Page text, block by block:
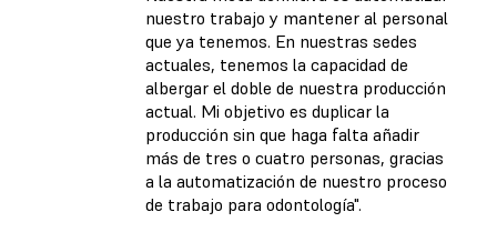
nuestro trabajo y mantener al personal
que ya tenemos. En nuestras sedes
actuales, tenemos la capacidad de
albergar el doble de nuestra producción
actual. Mi objetivo es duplicar la
producción sin que haga falta añadir
más de tres o cuatro personas, gracias
a la automatización de nuestro proceso
de trabajo para odontología".